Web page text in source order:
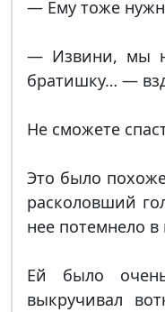
— Ему тоже
— Извини, мы
братишку… —
Не сможете
Это было
расколовший
нее потемнело в
Ей было
выкручивал